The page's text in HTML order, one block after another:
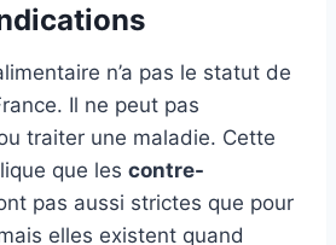
n’a pas le statut de
Il ne peut pas
traiter une maladie. Cette
que les contre-
pas aussi strictes que pour
elles existent quand